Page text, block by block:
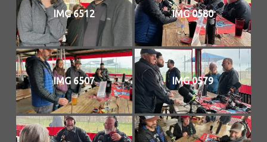
IMG 6512 IMG 0580
IMG 6507 IMG 0579